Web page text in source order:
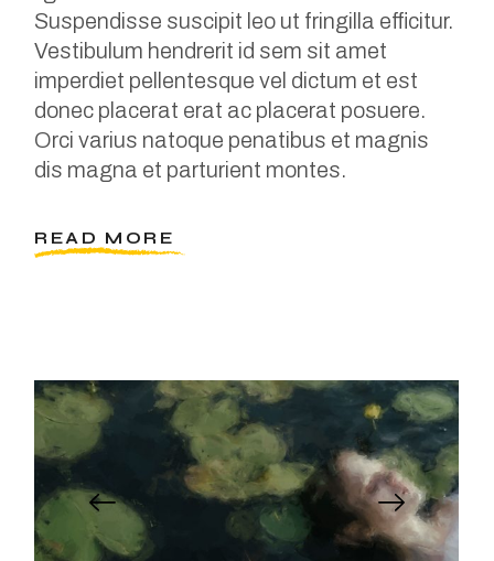
Suspendisse suscipit leo ut fringilla efficitur.
Vestibulum hendrerit id sem sit amet
imperdiet pellentesque vel dictum et est
donec placerat erat ac placerat posuere.
Orci varius natoque penatibus et magnis
dis magna et parturient montes.
READ MORE